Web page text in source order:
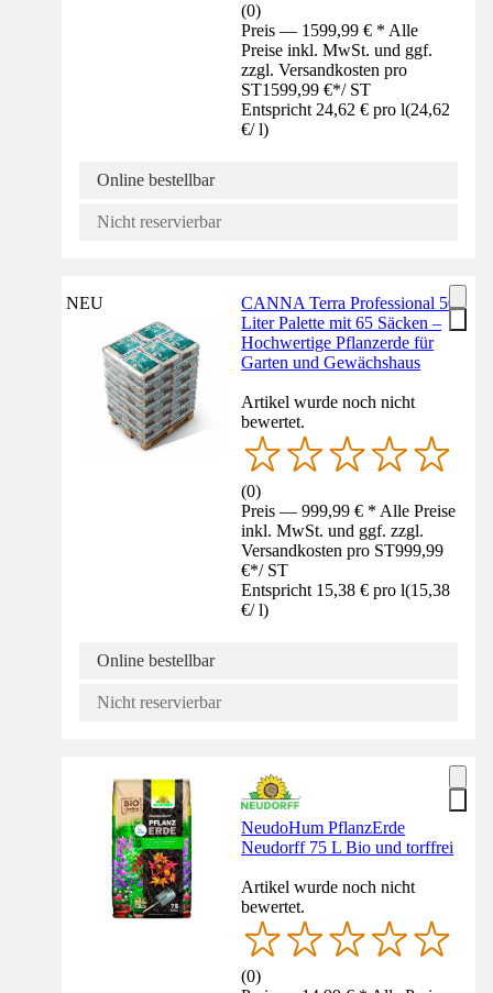
(0)
Preis — 1599,99 € * Alle
Preise inkl. MwSt. und ggf.
zzgl. Versandkosten pro
ST1599,99 €*/ ST
Entspricht 24,62 € pro l(24,62
€/ l)
Online bestellbar
Nicht reservierbar
NEU
CANNA Terra Professional 50
Liter Palette mit 65 Säcken –
Hochwertige Pflanzerde für
Garten und Gewächshaus
Artikel wurde noch nicht
bewertet.
(0)
Preis — 999,99 € * Alle Preise
inkl. MwSt. und ggf. zzgl.
Versandkosten pro ST999,99
€*/ ST
Entspricht 15,38 € pro l(15,38
€/ l)
Online bestellbar
Nicht reservierbar
Neudo­Hum Pflanz­Erde
Neudorff 75 L Bio und torffrei
Artikel wurde noch nicht
bewertet.
(0)